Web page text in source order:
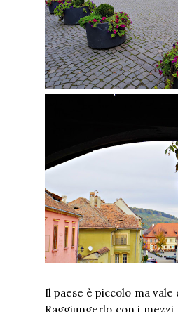
Il paese è piccolo ma vale